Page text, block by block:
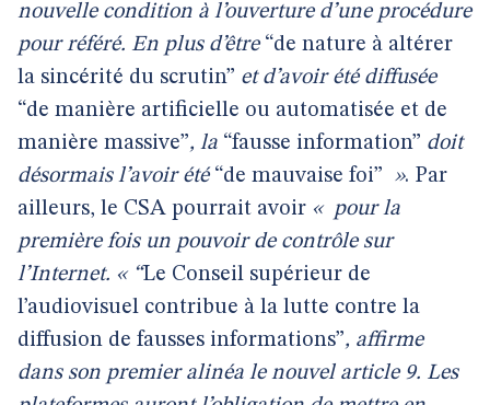
nouvelle condition à l’ouverture d’une procédure
pour référé. En plus d’être “de nature à altérer
la sincérité du scrutin” et d’avoir été diffusée
“de manière artificielle ou automatisée et de
manière massive”, la “fausse information” doit
désormais l’avoir été “de mauvaise foi” ». Par
ailleurs, le CSA pourrait avoir « pour la
première fois un pouvoir de contrôle sur
l’Internet. « “Le Conseil supérieur de
l’audiovisuel contribue à la lutte contre la
diffusion de fausses informations”, affirme
dans son premier alinéa le nouvel article 9. Les